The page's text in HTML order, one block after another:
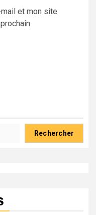
et mon site
Rechercher